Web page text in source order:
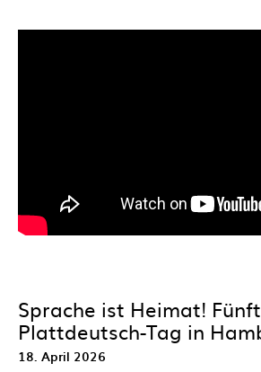
Sprache ist Heimat!
Plattdeutsch-Tag in
18. April 2026